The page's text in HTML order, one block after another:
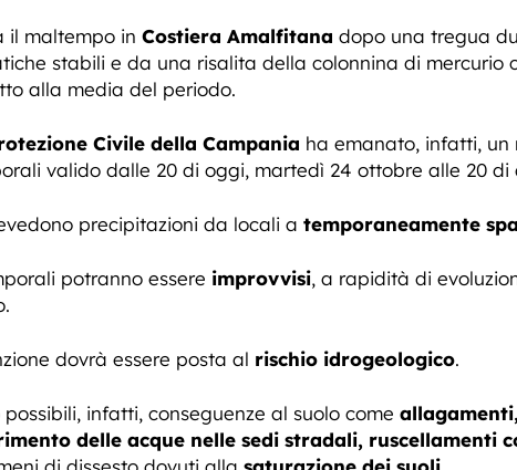
il maltempo in Costiera Amalfitana dopo una tregua
stabili e da una risalita della colonnina di
alla media del periodo.
Civile della Campania ha emanato, infatti,
valido dalle 20 di oggi, martedì 24 ottobre alle 20 di
precipitazioni da locali a temporaneamente
potranno essere improvvisi, a rapidità di
dovrà essere posta al rischio idrogeologico.
possibili, infatti, conseguenze al suolo come
delle acque nelle sedi stradali, ruscellamenti